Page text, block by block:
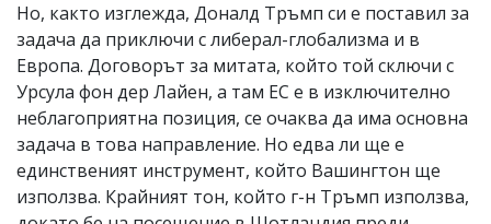
Но, както изглежда, Доналд Тръмп си е поставил за
задача да приключи с либерал-глобализма и в
Европа. Договорът за митата, който той сключи с
Урсула фон дер Лайен, а там ЕС е в изключително
неблагоприятна позиция, се очаква да има основна
задача в това направление. Но едва ли ще е
единственият инструмент, който Вашингтон ще
използва. Крайният тон, който г-н Тръмп използва,